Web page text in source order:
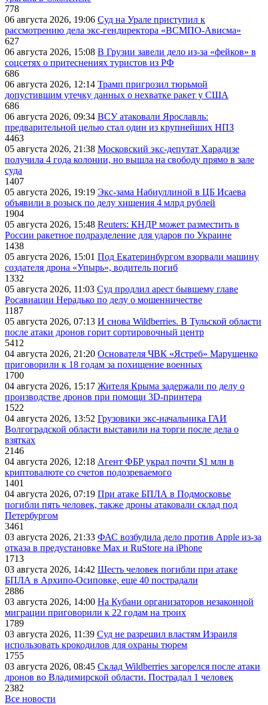
778
06 августа 2026, 19:06 Суд на Урале приступил к
рассмотрению дела экс-гендиректора «ВСМПО-Ависма»
627
06 августа 2026, 15:08 В Грузии завели дело из-за «фейков» в
соцсетях о притеснениях туристов из РФ
686
06 августа 2026, 12:14 Трамп пригрозил тюрьмой
допустившим утечку данных о нехватке ракет у США
686
06 августа 2026, 09:34 ВСУ атаковали Ярославль:
предварительной целью стал один из крупнейших НПЗ
4463
05 августа 2026, 21:38 Московский экс-депутат Харадизе
получила 4 года колонии, но вышла на свободу прямо в зале
суда
1407
05 августа 2026, 19:19 Экс-зама Набиуллиной в ЦБ Исаева
объявили в розыск по делу хищения 4 млрд рублей
1904
05 августа 2026, 15:48 Reuters: КНДР может разместить в
России ракетное подразделение для ударов по Украине
1438
05 августа 2026, 15:01 Под Екатеринбургом взорвали машину
создателя дрона «Упырь», водитель погиб
1332
05 августа 2026, 11:03 Суд продлил арест бывшему главе
Росавиации Нерадько по делу о мошенничестве
1187
05 августа 2026, 07:13 И снова Wildberries. В Тульской области
после атаки дронов горит сортировочный центр
5412
04 августа 2026, 21:20 Основателя ЧВК «Ястреб» Марущенко
приговорили к 18 годам за похищение военных
1700
04 августа 2026, 15:17 Жителя Крыма задержали по делу о
производстве дронов при помощи 3D‑принтера
1522
04 августа 2026, 13:52 Грузовики экс-начальника ГАИ
Волгоградской области выставили на торги после дела о
взятках
2146
04 августа 2026, 12:18 Агент ФБР украл почти $1 млн в
криптовалюте со счетов подозреваемого
1401
04 августа 2026, 07:19 При атаке БПЛА в Подмосковье
погибли пять человек, также дроны атаковали склад под
Петербургом
3461
03 августа 2026, 21:33 ФАС возбудила дело против Apple из-за
отказа в предустановке Max и RuStore на iPhone
1713
03 августа 2026, 14:42 Шесть человек погибли при атаке
БПЛА в Архипо-Осиповке, еще 40 пострадали
2886
03 августа 2026, 14:00 На Кубани организаторов незаконной
миграции приговорили к 22 годам на троих
1789
03 августа 2026, 11:39 Суд не разрешил властям Израиля
использовать крокодилов для охраны тюрем
1755
03 августа 2026, 08:45 Склад Wildberries загорелся после атаки
дронов во Владимирской области. Пострадал 1 человек
2382
Все новости